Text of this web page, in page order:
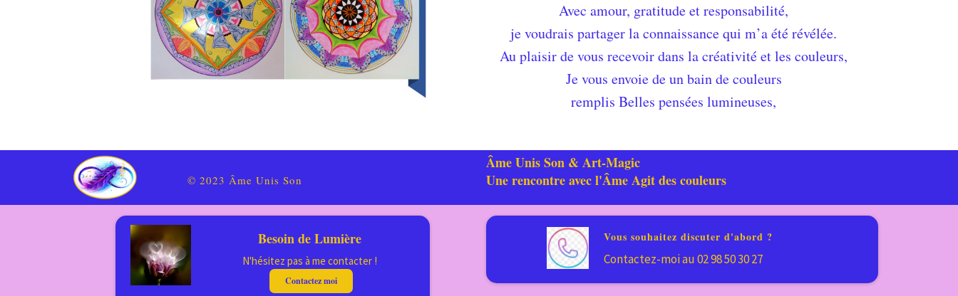
Avec amour, gratitude et responsabilité,
je voudrais partager la connaissance qui m’a été révélée.
Au plaisir de vous recevoir dans la créativité et les couleurs,
Je vous envoie de un bain de couleurs
remplis Belles pensées lumineuses,
© 2023 Âme Unis Son
Âme Unis Son & Art-Magic
Une rencontre avec l'Âme Agit des couleurs
Besoin de Lumière
N'hésitez pas à me contacter !
Contactez moi
Vous souhaitez discuter d'abord ?
Contactez-moi au 02 98 50 30 27